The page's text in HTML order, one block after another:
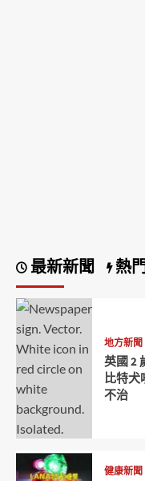
最新新聞 熱
地方新聞
英國 2
比特犬
不治
健康新聞